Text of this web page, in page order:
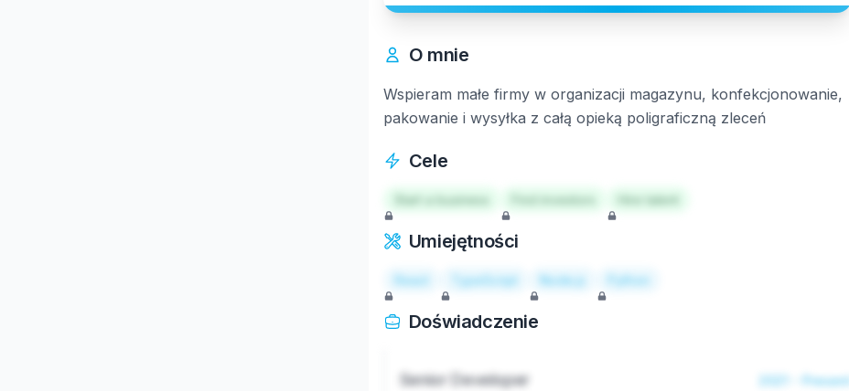
O mnie
Wspieram małe firmy w organizacji magazynu, konfekcjonowanie,
pakowanie i wysyłka z całą opieką poligraficzną zleceń
Cele
Start a business Hire talent
Umiejętności
React TypeScript Node.js Python
Doświadczenie
Senior Developer 2021 - Present